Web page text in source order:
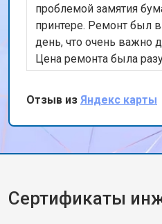
проблемой замятия
принтере. Ремонт был
день, что очень важно
Цена ремонта была
теперь работает
быстрый и
Отзыв из Яндекс карты
Сертификаты